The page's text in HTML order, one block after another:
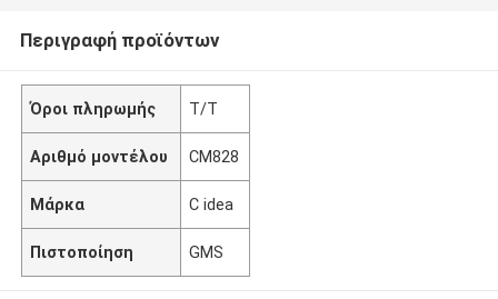
Περιγραφή προϊόντων
Όροι πληρωμής Τ/Τ
Αριθμό μοντέλου CM828
Μάρκα C idea
Πιστοποίηση GMS